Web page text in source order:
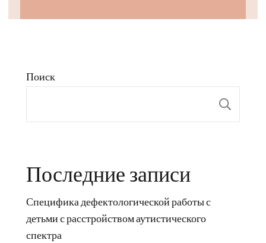
Поиск
Последние записи
Специфика дефектологической работы с
детьми с расстройством аутистического
спектра